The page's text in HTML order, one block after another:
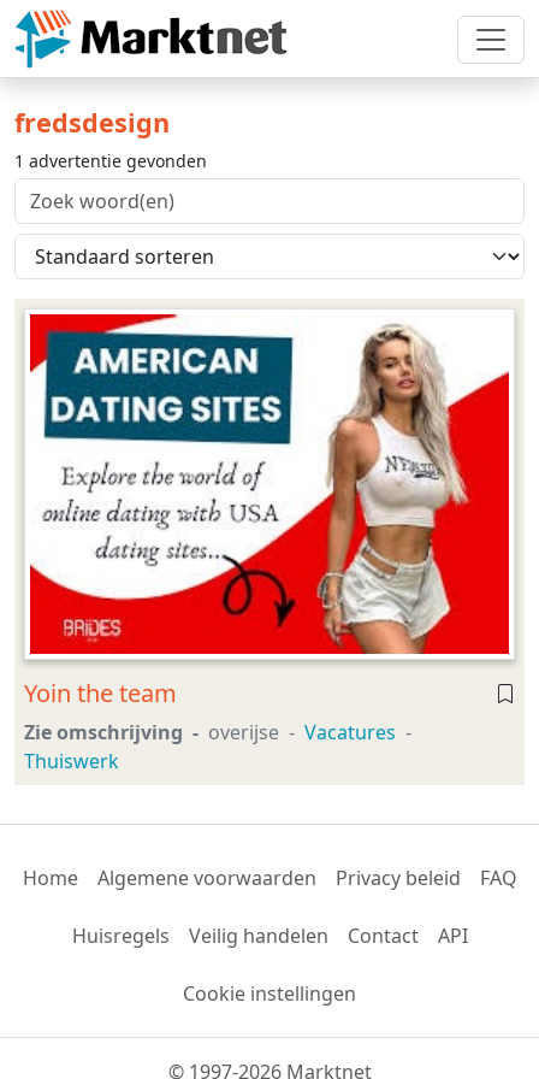
fredsdesign
1 advertentie gevonden
Yoin the team
Zie omschrijving overijse
Vacatures
Thuiswerk
Home Algemene voorwaarden Privacy beleid FAQ
Huisregels Veilig handelen Contact API
Cookie instellingen
© 1997-2026 Marktnet